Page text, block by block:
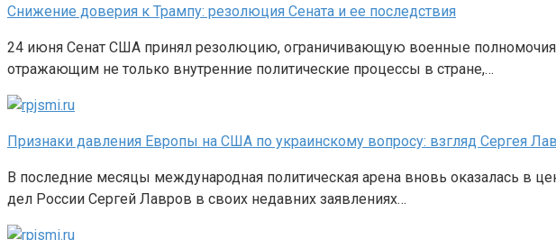
Снижение доверия к Трампу: резолюция Сената и ее последствия
24 июня Сенат США принял резолюцию, ограничивающую военные
отражающим не только внутренние политические процессы в стране,…
Признаки давления Европы на США по украинскому вопросу: взгляд Сергея
В последние месяцы международная политическая арена вновь оказалась в
дел России Сергей Лавров в своих недавних заявлениях…